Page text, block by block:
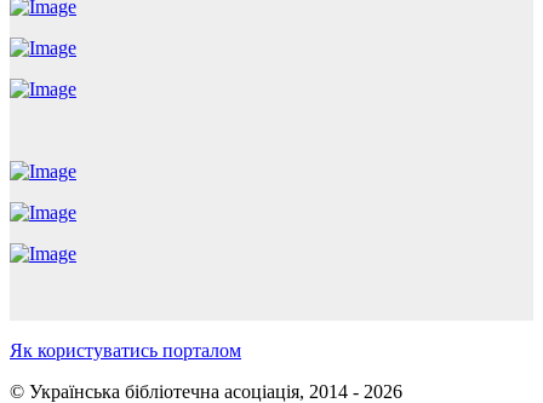
Як користуватись порталом
© Українська бібліотечна асоціація, 2014 - 2026